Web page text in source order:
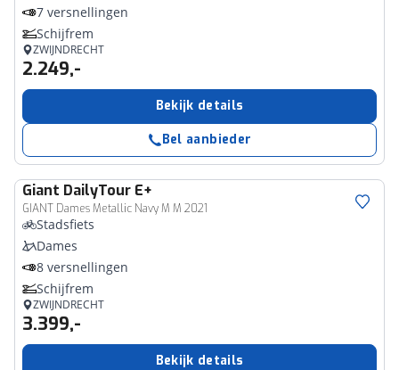
7 versnellingen
Schijfrem
ZWIJNDRECHT
2.249,-
Bekijk details
Bel aanbieder
Giant DailyTour E+
GIANT Dames Metallic Navy M M 2021
Stadsfiets
Dames
8 versnellingen
Schijfrem
ZWIJNDRECHT
3.399,-
Bekijk details